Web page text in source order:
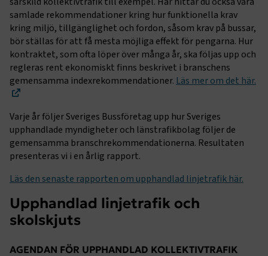
samlade rekommendationer kring hur funktionella krav
kring miljö, tillgänglighet och fordon, såsom krav på bussar,
bör ställas för att få mesta möjliga effekt för pengarna. Hur
kontraktet, som ofta löper över många år, ska följas upp och
regleras rent ekonomiskt finns beskrivet i branschens
gemensamma indexrekommendationer. Läs mer om det här.
Varje år följer Sveriges Bussföretag upp hur Sveriges
upphandlade myndigheter och länstrafikbolag följer de
gemensamma branschrekommendationerna. Resultaten
presenteras vi i en årlig rapport.
Läs den senaste rapporten om upphandlad linjetrafik här.
Upphandlad linjetrafik och
skolskjuts
AGENDAN FÖR UPPHANDLAD KOLLEKTIVTRAFIK